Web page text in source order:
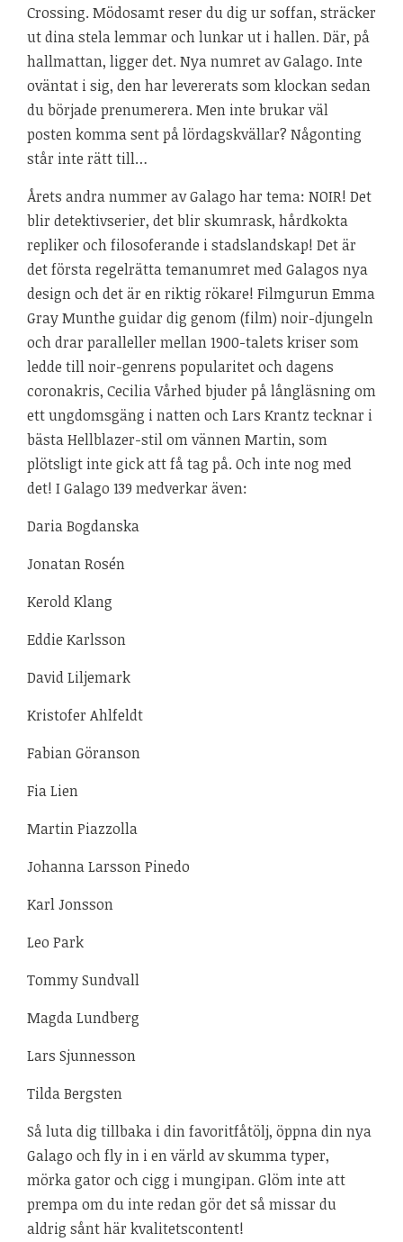
Crossing. Mödosamt reser du dig ur soffan, sträcker
ut dina stela lemmar och lunkar ut i hallen. Där, på
hallmattan, ligger det. Nya numret av Galago. Inte
oväntat i sig, den har levererats som klockan sedan
du började prenumerera. Men inte brukar väl
posten komma sent på lördagskvällar? Någonting
står inte rätt till…
Årets andra nummer av Galago har tema: NOIR! Det
blir detektivserier, det blir skumrask, hårdkokta
repliker och filosoferande i stadslandskap! Det är
det första regelrätta temanumret med Galagos nya
design och det är en riktig rökare! Filmgurun Emma
Gray Munthe guidar dig genom (film) noir-djungeln
och drar paralleller mellan 1900-talets kriser som
ledde till noir-genrens popularitet och dagens
coronakris, Cecilia Vårhed bjuder på långläsning om
ett ungdomsgäng i natten och Lars Krantz tecknar i
bästa Hellblazer-stil om vännen Martin, som
plötsligt inte gick att få tag på. Och inte nog med
det! I Galago 139 medverkar även:
Daria Bogdanska
Jonatan Rosén
Kerold Klang
Eddie Karlsson
David Liljemark
Kristofer Ahlfeldt
Fabian Göranson
Fia Lien
Martin Piazzolla
Johanna Larsson Pinedo
Karl Jonsson
Leo Park
Tommy Sundvall
Magda Lundberg
Lars Sjunnesson
Tilda Bergsten
Så luta dig tillbaka i din favoritfåtölj, öppna din nya
Galago och fly in i en värld av skumma typer,
mörka gator och cigg i mungipan. Glöm inte att
prempa om du inte redan gör det så missar du
aldrig sånt här kvalitetscontent!